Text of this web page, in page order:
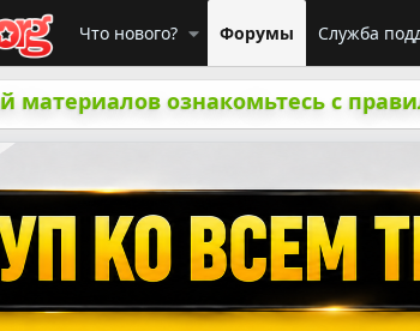
Что нового? Форумы Служба
материалов ознакомьтесь с